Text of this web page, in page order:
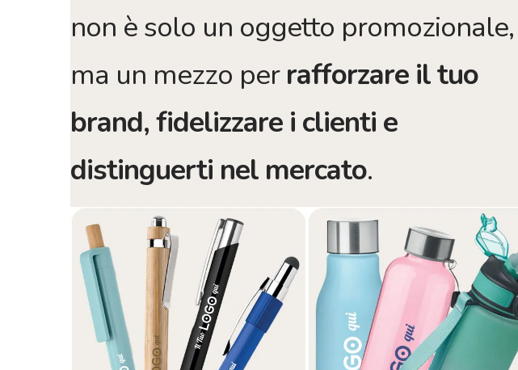
non è solo un oggetto promozionale,
ma un mezzo perrafforzare il tuo
brand, fidelizzare i clienti e
distinguerti nel mercato.